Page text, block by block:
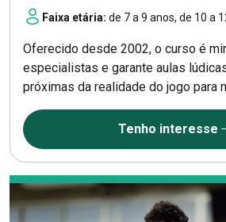
Faixa etária: de 7 a 9 anos, de 10 a
Oferecido desde 2002, o curso é
especialistas e garante aulas
próximas da realidade do jogo para
Tenho interesse